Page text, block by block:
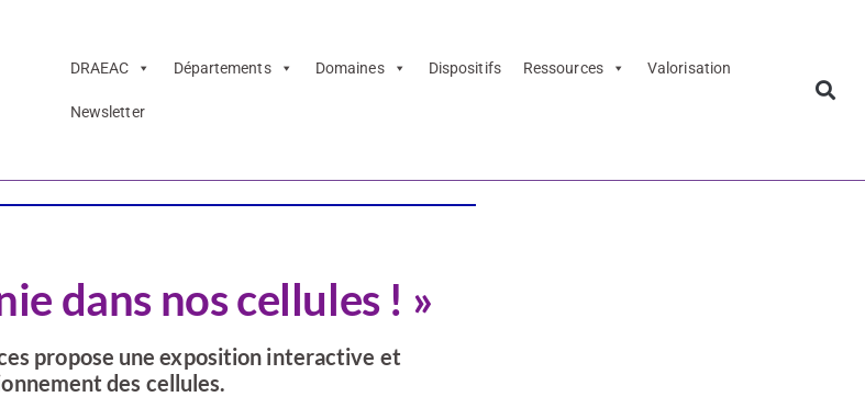
DRAEAC Départements Domaines Dispositifs Ressources Valorisation
Newsletter
dans nos cellules ! »
propose une exposition interactive et
des cellules.